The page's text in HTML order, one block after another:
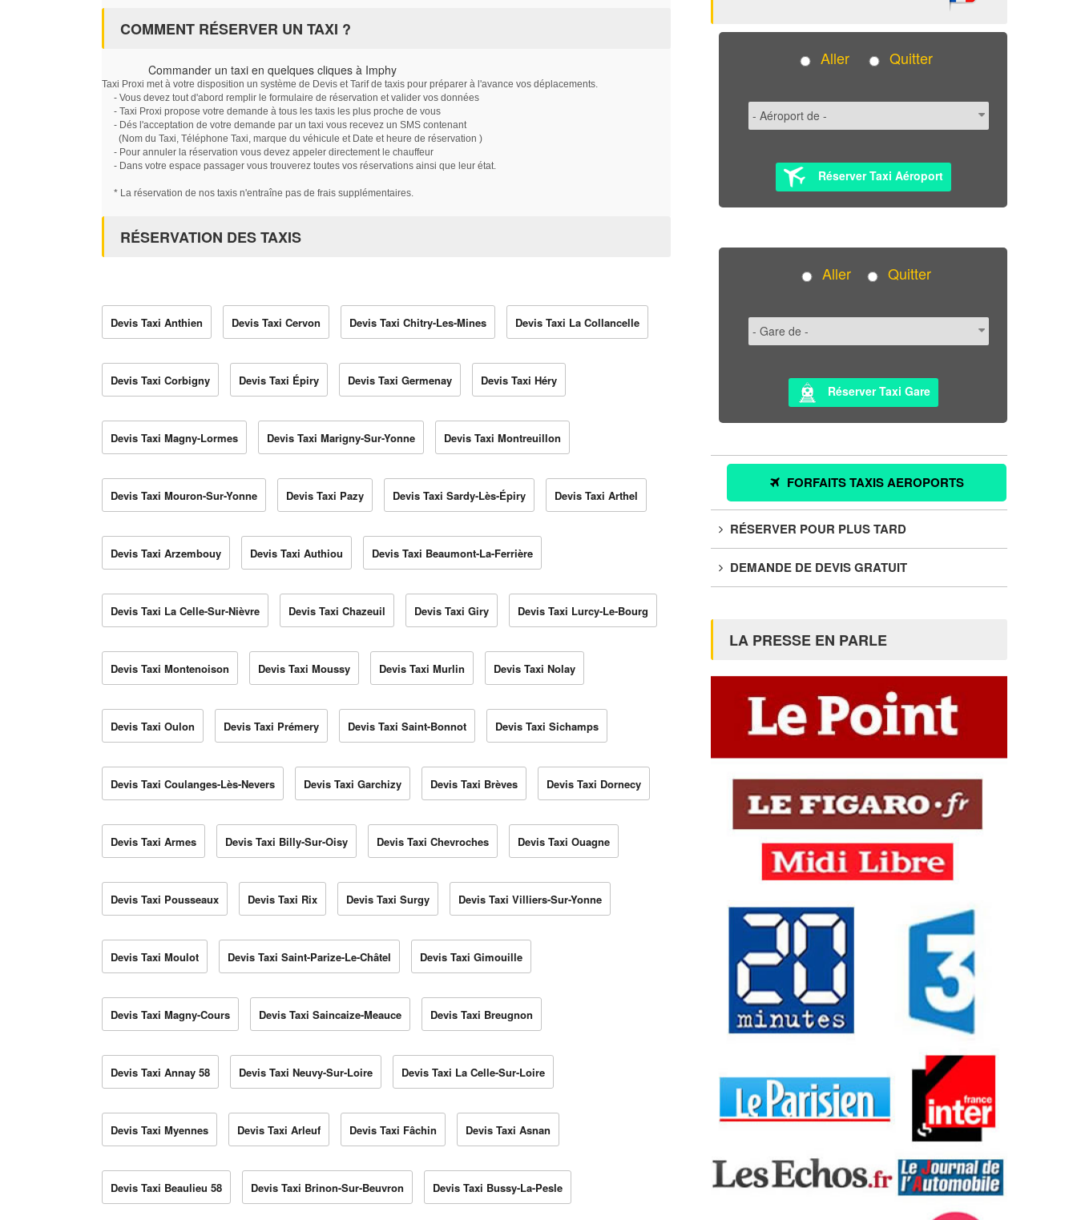
COMMENT RÉSERVER UN TAXI ?
Commander un taxi en quelques cliques à Imphy
Taxi Proxi met à votre disposition un système de Devis et Tarif de taxis pour préparer à l'avance vos déplacements.
- Vous devez tout d'abord remplir le formulaire de réservation et valider vos données
- Taxi Proxi propose votre demande à tous les taxis les plus proche de vous
- Dés l'acceptation de votre demande par un taxi vous recevez un SMS contenant
(Nom du Taxi, Téléphone Taxi, marque du véhicule et Date et heure de réservation )
- Pour annuler la réservation vous devez appeler directement le chauffeur
- Dans votre espace passager vous trouverez toutes vos réservations ainsi que leur état.
* La réservation de nos taxis n'entraîne pas de frais supplémentaires.
RÉSERVATION DES TAXIS
Devis Taxi Anthien Devis Taxi Cervon Devis Taxi Chitry-Les-Mines Devis Taxi La Collancelle
Devis Taxi Corbigny Devis Taxi Épiry Devis Taxi Germenay Devis Taxi Héry
Devis Taxi Magny-Lormes Devis Taxi Marigny-Sur-Yonne Devis Taxi Montreuillon
Devis Taxi Mouron-Sur-Yonne Devis Taxi Pazy Devis Taxi Sardy-Lès-Épiry Devis Taxi Arthel
Devis Taxi Arzembouy Devis Taxi Authiou Devis Taxi Beaumont-La-Ferrière
Devis Taxi La Celle-Sur-Nièvre Devis Taxi Chazeuil Devis Taxi Giry Devis Taxi Lurcy-Le-Bourg
Devis Taxi Montenoison Devis Taxi Moussy Devis Taxi Murlin Devis Taxi Nolay
Devis Taxi Oulon Devis Taxi Prémery Devis Taxi Saint-Bonnot Devis Taxi Sichamps
Devis Taxi Coulanges-Lès-Nevers Devis Taxi Garchizy Devis Taxi Brèves Devis Taxi Dornecy
Devis Taxi Armes Devis Taxi Billy-Sur-Oisy Devis Taxi Chevroches Devis Taxi Ouagne
Devis Taxi Pousseaux Devis Taxi Rix Devis Taxi Surgy Devis Taxi Villiers-Sur-Yonne
Devis Taxi Moulot Devis Taxi Saint-Parize-Le-Châtel Devis Taxi Gimouille
Devis Taxi Magny-Cours Devis Taxi Saincaize-Meauce Devis Taxi Breugnon
Devis Taxi Annay 58 Devis Taxi Neuvy-Sur-Loire Devis Taxi La Celle-Sur-Loire
Devis Taxi Myennes Devis Taxi Arleuf Devis Taxi Fâchin Devis Taxi Asnan
Devis Taxi Beaulieu 58 Devis Taxi Brinon-Sur-Beuvron Devis Taxi Bussy-La-Pesle
Aller Quitter
Réserver Taxi Aéroport
Aller Quitter
Réserver Taxi Gare
FORFAITS TAXIS AEROPORTS
RÉSERVER POUR PLUS TARD
DEMANDE DE DEVIS GRATUIT
LA PRESSE EN PARLE